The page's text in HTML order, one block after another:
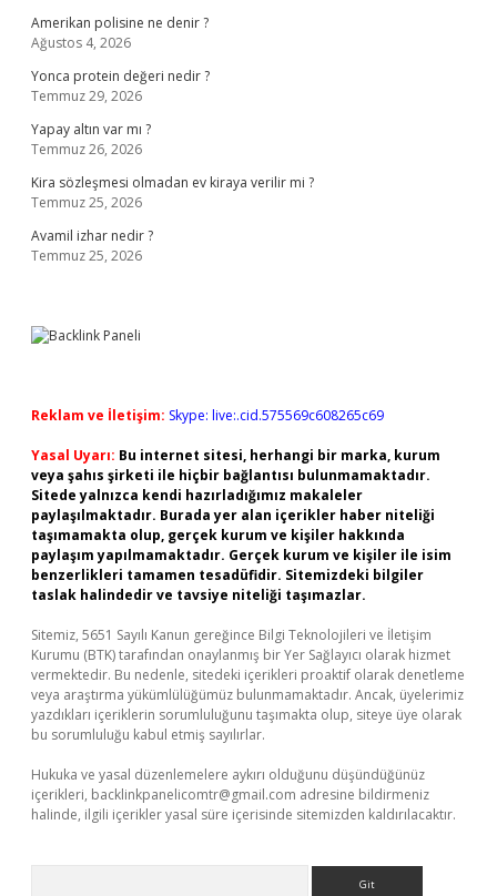
Amerikan polisine ne denir ?
Ağustos 4, 2026
Yonca protein değeri nedir ?
Temmuz 29, 2026
Yapay altın var mı ?
Temmuz 26, 2026
Kira sözleşmesi olmadan ev kiraya verilir mi ?
Temmuz 25, 2026
Avamil izhar nedir ?
Temmuz 25, 2026
Reklam ve İletişim: Skype: live:.cid.575569c608265c69
Yasal Uyarı: Bu internet sitesi, herhangi bir marka, kurum
veya şahıs şirketi ile hiçbir bağlantısı bulunmamaktadır.
Sitede yalnızca kendi hazırladığımız makaleler
paylaşılmaktadır. Burada yer alan içerikler haber niteliği
taşımamakta olup, gerçek kurum ve kişiler hakkında
paylaşım yapılmamaktadır. Gerçek kurum ve kişiler ile isim
benzerlikleri tamamen tesadüfidir. Sitemizdeki bilgiler
taslak halindedir ve tavsiye niteliği taşımazlar.
Sitemiz, 5651 Sayılı Kanun gereğince Bilgi Teknolojileri ve İletişim
Kurumu (BTK) tarafından onaylanmış bir Yer Sağlayıcı olarak hizmet
vermektedir. Bu nedenle, sitedeki içerikleri proaktif olarak denetleme
veya araştırma yükümlülüğümüz bulunmamaktadır. Ancak, üyelerimiz
yazdıkları içeriklerin sorumluluğunu taşımakta olup, siteye üye olarak
bu sorumluluğu kabul etmiş sayılırlar.
Hukuka ve yasal düzenlemelere aykırı olduğunu düşündüğünüz
içerikleri, backlinkpanelicomtr@gmail.com adresine bildirmeniz
halinde, ilgili içerikler yasal süre içerisinde sitemizden kaldırılacaktır.